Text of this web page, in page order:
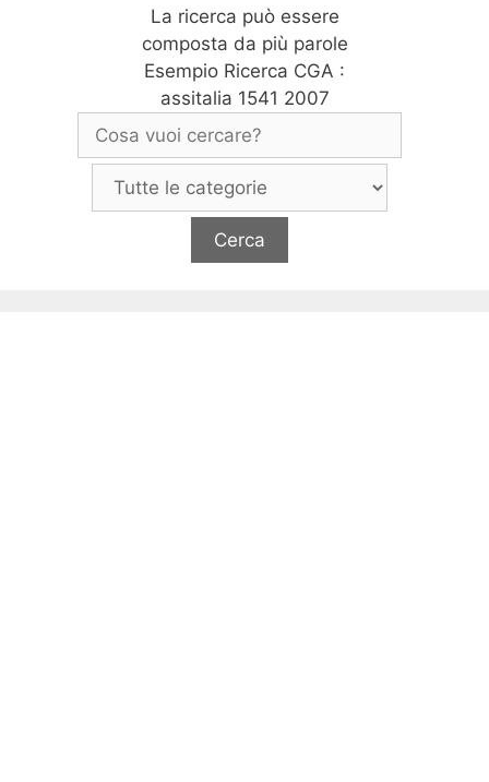
La ricerca può essere
composta da più parole
Esempio Ricerca CGA :
assitalia 1541 2007